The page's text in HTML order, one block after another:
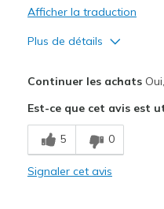
View On Shoes
Shoes
Afficher la traduction
Plus de détails
Comfortable
Stylish
Continuer les achats
Est-ce que cet avis est
5 0
Signaler cet avis